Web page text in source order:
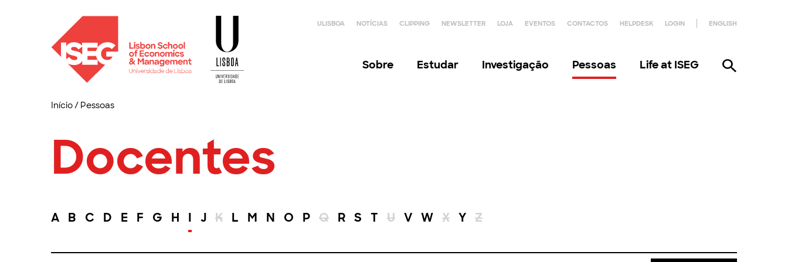
ULISBOA NOTÍCIAS CLIPPING NEWSLETTER LOJA EVENTOS CONTACTOS HELPDESK LOGIN ENGLISH
Sobre Estudar Investigação Pessoas Life at ISEG
Início/ Pessoas
Docentes
A B C D E F G H I J K L M N O P Q R S T U V W X Y Z